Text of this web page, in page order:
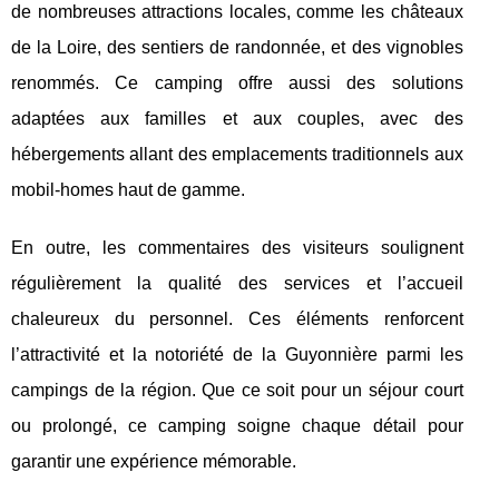
de nombreuses attractions locales, comme les châteaux
de la Loire, des sentiers de randonnée, et des vignobles
renommés. Ce camping offre aussi des solutions
adaptées aux familles et aux couples, avec des
hébergements allant des emplacements traditionnels aux
mobil-homes haut de gamme.
En outre, les commentaires des visiteurs soulignent
régulièrement la qualité des services et l’accueil
chaleureux du personnel. Ces éléments renforcent
l’attractivité et la notoriété de la Guyonnière parmi les
campings de la région. Que ce soit pour un séjour court
ou prolongé, ce camping soigne chaque détail pour
garantir une expérience mémorable.